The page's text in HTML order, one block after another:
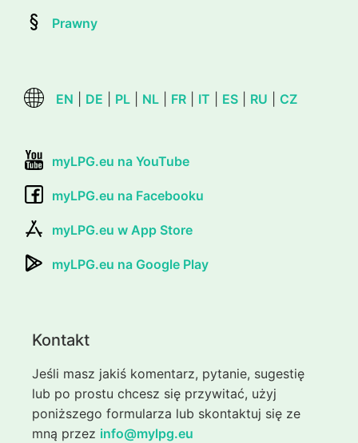
Prawny
EN DE PL NL FR IT ES RU CZ
myLPG.eu na YouTube
myLPG.eu na Facebooku
myLPG.eu w App Store
myLPG.eu na Google Play
Kontakt
Jeśli masz jakiś komentarz, pytanie, sugestię
lub po prostu chcesz się przywitać, użyj
poniższego formularza lub skontaktuj się ze
mną przez info@mylpg.eu